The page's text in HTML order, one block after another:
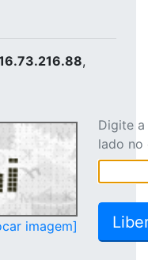
,
imagem]
Digite
lado no